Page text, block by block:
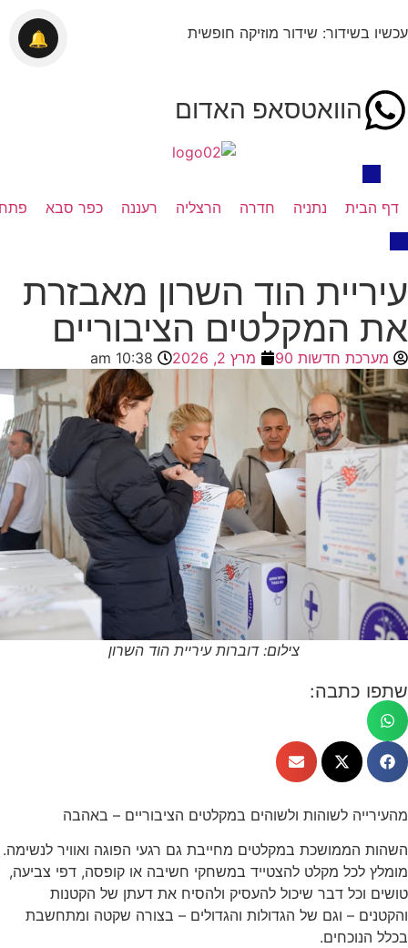
עכשיו בשידור: שידור מוזיקה חופשית
הוואטסאפ האדום
דף הבית נתניה חדרה הרצליה רעננה כפר סבא
עיריית הוד השרון מאבזרת
את המקלטים הציבוריים
מערכת חדשות 90 מרץ 2, 2026 10:38 am
צילום: דוברות עיריית הוד השרון
שתפו כתבה:
מהעירייה לשוהות ולשוהים במקלטים הציבוריים – באהבה
השהות הממושכת במקלטים מחייבת גם רגעי הפוגה ואוויר לנשימה.
מומלץ לכל מקלט להצטייד במשחקי חשיבה או קופסה, דפי צביעה,
טושים וכל דבר שיכול להעסיק ולהסיח את דעתן של הקטנות
והקטנים – וגם של הגדולות והגדולים – בצורה שקטה ומתחשבת
בכלל הנוכחים.
🔔